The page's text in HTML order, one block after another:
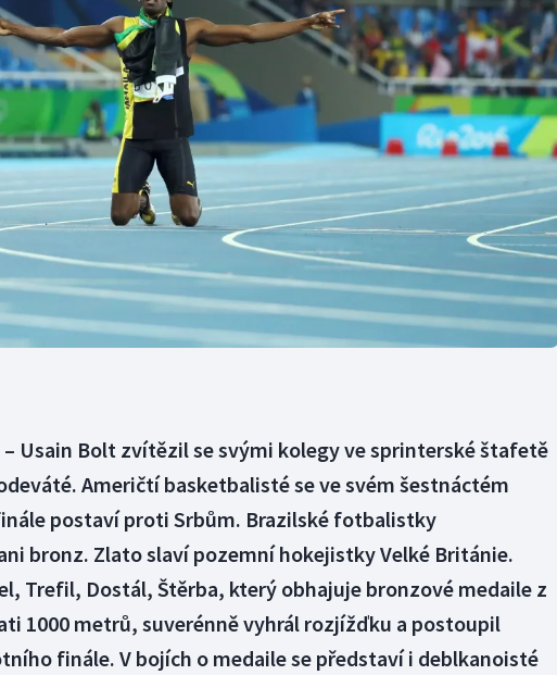
Moderní pětiboj
Motorsport
Olympijské hry
Parasport
Plavání
Plážový volejbal
Triatlon
Veslování
Vodní slalom
Volejbal
Ostatní
– Usain Bolt zvítězil se svými kolegy ve sprinterské štafetě
Američtí basketbalisté se ve svém šestnáctém
postaví proti Srbům. Brazilské fotbalistky
bronz. Zlato slaví pozemní hokejistky Velké Británie.
Trefil, Dostál, Štěrba, který obhajuje bronzové medaile z
1000 metrů, suverénně vyhrál rozjížďku a postoupil
finále. V bojích o medaile se představí i deblkanoisté